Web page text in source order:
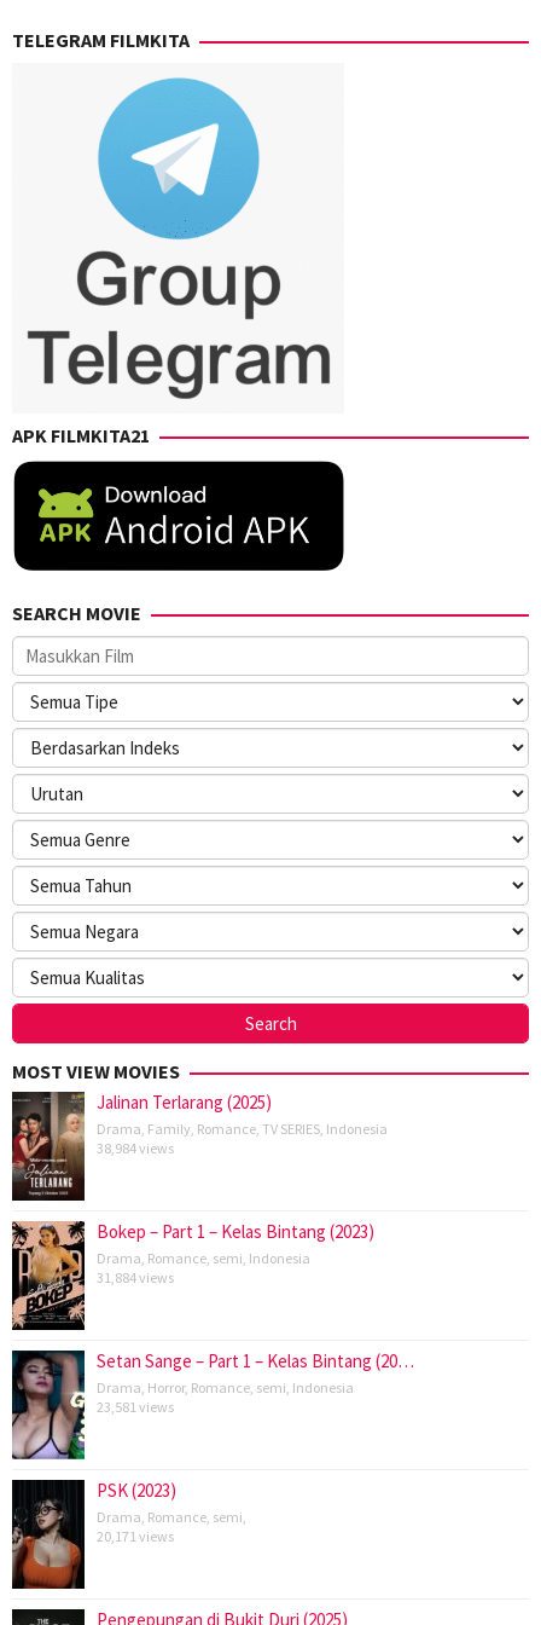
TELEGRAM FILMKITA
APK FILMKITA21
SEARCH MOVIE
MOST VIEW MOVIES
Jalinan Terlarang (2025)
Drama Family Romance TV SERIES Indonesia
38,984 views
Bokep – Part 1 – Kelas Bintang (2023)
Drama Romance semi Indonesia
31,884 views
Setan Sange – Part 1 – Kelas Bintang (20…
Drama Horror, Romance semi Indonesia
23,581 views
PSK (2023)
Drama Romance semi
20,171 views
Pengepungan di Bukit Duri (2025)